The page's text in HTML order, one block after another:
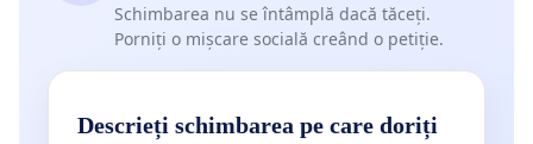
Schimbarea nu se întâmplă dacă tăceți.
Porniți o mișcare socială creând o petiție.
Descrieți schimbarea pe care doriți